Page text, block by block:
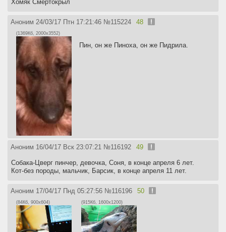
Хомяк Смертокрыл
Аноним 24/03/17 Птн 17:21:46 №115224 48
(1369Кб, 2000x3552)
Пин, он же Пиноха, он же Пидрила.
Аноним 16/04/17 Вск 23:07:21 №116192 49
Собака-Цверг пинчер, девочка, Соня, в конце апреля 6 лет.
Кот-без породы, мальчик, Барсик, в конце апреля 11 лет.
Аноним 17/04/17 Пнд 05:27:56 №116196 50
(84Кб, 900x604) (915Кб, 1600x1200)